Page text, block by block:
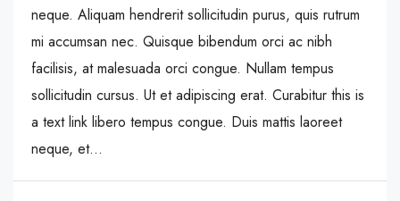
neque. Aliquam hendrerit sollicitudin purus, quis rutrum
mi accumsan nec. Quisque bibendum orci ac nibh
facilisis, at malesuada orci congue. Nullam tempus
sollicitudin cursus. Ut et adipiscing erat. Curabitur this is
a text link libero tempus congue. Duis mattis laoreet
neque, et...